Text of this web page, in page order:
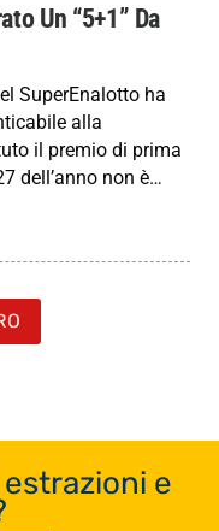
Un “5+1” Da
SuperEnalotto ha
alla
il premio di prima
dell’anno non è…
e